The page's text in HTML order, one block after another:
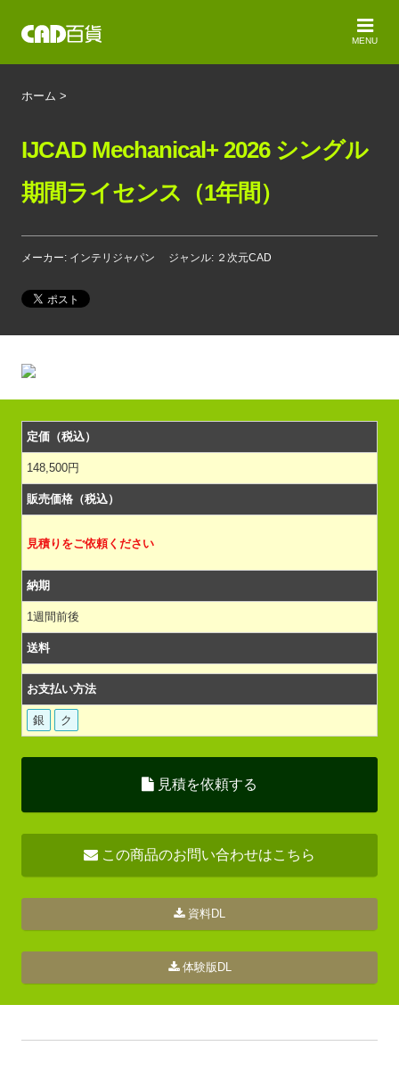
MENU
ホーム >
IJCAD Mechanical+ 2026 シングル
期間ライセンス（1年間）
メーカー: インテリジャパン ジャンル: ２次元CAD
定価（税込）
148,500円
販売価格（税込）
見積りをご依頼ください
納期
1週間前後
送料
お支払い方法
銀 ク
見積を依頼する
この商品のお問い合わせはこちら
資料DL
体験版DL